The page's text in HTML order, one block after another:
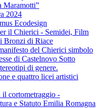
Maramotti”
2024
Ecodesign
il Chierici - Semidei, Film
Bronzi di Riace
del Chierici simbolo
di Castelnovo Sotto
di genere.
e quattro licei artistici
il cortometraggio -
e Statuto Emilia Romagna